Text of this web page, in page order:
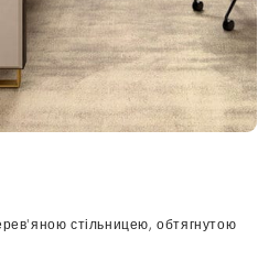
стільницею, обтягнутою